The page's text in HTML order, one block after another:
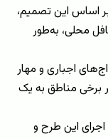
اساس این تصمیم،
محلی، به‌طور
اجباری و مهار
برخی مناطق به یک
این طرح و